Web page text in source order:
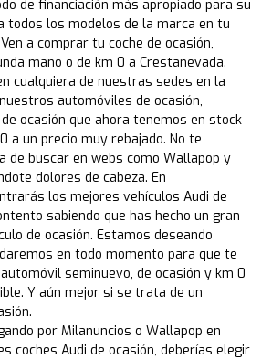
de financiación más apropiado para su
todos los modelos de la marca en tu
a comprar tu coche de ocasión,
mano o de km 0 a Crestanevada.
cualquiera de nuestras sedes en la
automóviles de ocasión,
ocasión que ahora tenemos en stock
a un precio muy rebajado. No te
de buscar en webs como Wallapop y
dolores de cabeza. En
los mejores vehículos Audi de
sabiendo que has hecho un gran
de ocasión. Estamos deseando
en todo momento para que te
seminuevo, de ocasión y km 0
Y aún mejor si se trata de un
por Milanuncios o Wallapop en
coches Audi de ocasión, deberías elegir